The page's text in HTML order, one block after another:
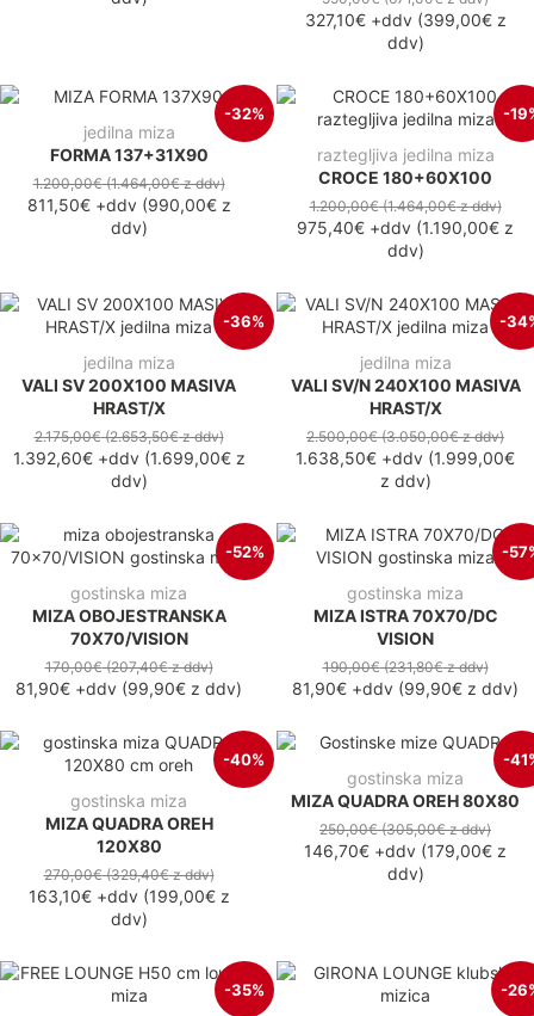
327,10€+ddv(399,00€z
ddv)
-32%
jedilna miza
FORMA 137+31X90
1.200,00€(1.464,00€z ddv)
811,50€+ddv(990,00€z
ddv)
-
raztegljiva jedilna miza
CROCE 180+60X100
1.200,00€(1.464,00€z ddv)
975,40€ +ddv (1.190,00€ z
ddv)
-36%
jedilna miza
VALI SV 200X100 MASIVA
HRAST/X
2.175,00€(2.653,50€z ddv)
1.392,60€+ddv(1.699,00€z
ddv)
-
jedilna miza
VALI SV/N 240X100 MASIVA
HRAST/X
2.500,00€(3.050,00€z ddv)
1.638,50€ +ddv (1.999,00€
z ddv)
-52%
gostinska miza
MIZA OBOJESTRANSKA
70X70/VISION
170,00€(207,40€z ddv)
81,90€ +ddv (99,90€ z ddv)
-
gostinska miza
MIZA ISTRA 70X70/DC
VISION
190,00€(231,80€z ddv)
81,90€ +ddv (99,90€ z ddv)
-40%
gostinska miza
MIZA QUADRA OREH
120X80
270,00€(329,40€z ddv)
163,10€+ddv(199,00€z
ddv)
-
gostinska miza
MIZA QUADRA OREH 80X80
250,00€(305,00€z ddv)
146,70€ +ddv (179,00€ z
ddv)
-35% -